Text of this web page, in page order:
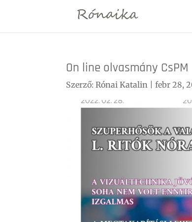
On line olvasmány CsPM
Szerző:Rónai Katalin |febr 28,